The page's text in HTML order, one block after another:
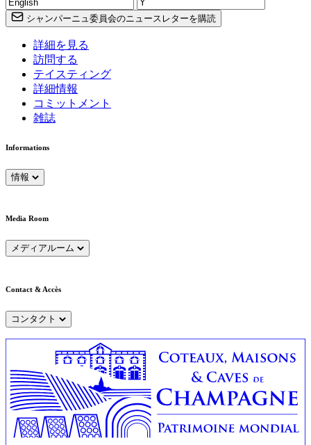
シャンパーニュ委員会のニュースレターを購読
詳細を見る
訪問する
テイスティング
詳細情報
コミットメント
雑誌
Informations
情報
Media Room
メディアルーム
Contact & Accès
コンタクト